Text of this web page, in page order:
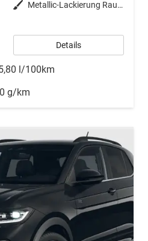
Außenfarbe
Metallic-Lackierung Rauch-Grau
Details
l/100km
g/km